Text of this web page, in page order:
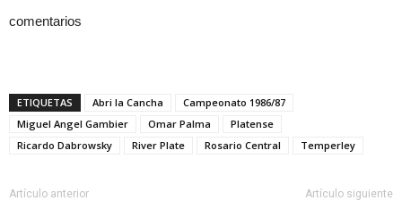
comentarios
ETIQUETAS Abri la Cancha
Campeonato 1986/87
Miguel Angel Gambier
Omar Palma
Platense
Ricardo Dabrowsky
River Plate Rosario Central Temperley
Artículo anterior Artículo siguiente